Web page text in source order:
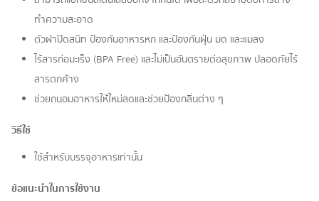
ทำความสะอาด
ตัวฝาปิดสนิท ป้องกันอาหารหก และป้องกันฝุ่น มด และแมลง
ไร้สารก่อมะเร็ง (BPA Free) และไม่เป็นอันตรายต่อสุขภาพ ปลอดภัยไร้
สารตกค้าง
ช่วยถนอมอาหารให้ใหม่สดและช่วยป้องกลิ่นต่าง ๆ
วิธีใช้
ใช้สำหรับบรรจุอาหารเท่านั้น
ข้อแนะนำในการใช้งาน